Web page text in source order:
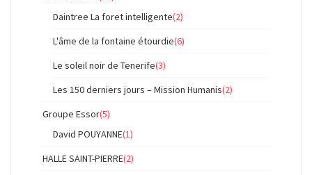
Daintree La foret intelligente(2)
L'âme de la fontaine étourdie(6)
Le soleil noir de Tenerife(3)
Les 150 derniers jours – Mission Humanis(2)
Groupe Essor(5)
David POUYANNE(1)
HALLE SAINT-PIERRE(2)